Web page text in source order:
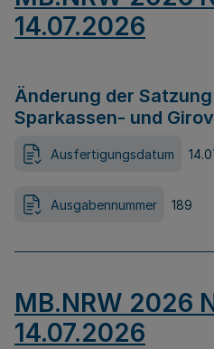
14.07.2026
Änderung der
Sparkassen- und
Ausfertigungsdatum
Ausgabennummer 189
MB.NRW 2026
14.07.2026